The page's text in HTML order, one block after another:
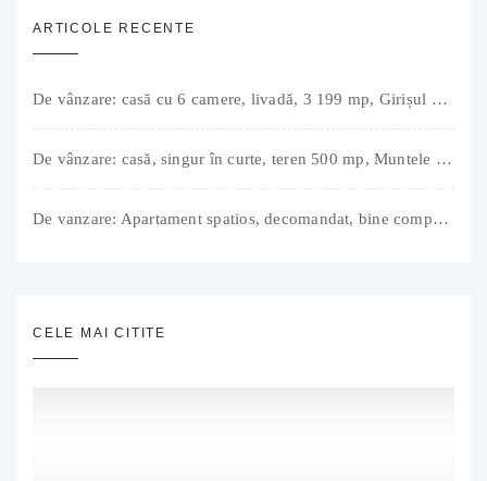
ARTICOLE RECENTE
De vânzare: casă cu 6 camere, livadă, 3 199 mp, Girișul Negru, Bihor, 42 000 Euro. Comision 0.
De vânzare: casă, singur în curte, teren 500 mp, Muntele Găina, Oradea. 157.000 € (negociabil). Comision 0.
De vanzare: Apartament spatios, decomandat, bine compartimentat, 3 camere, 2 bai, bucatarie, suprafață utilă de 64 mp + 3 balcoane (11 mp), strada Barierei, zona Dragos Voda Oradea. 89 500 E (neg). Comision 0
CELE MAI CITITE